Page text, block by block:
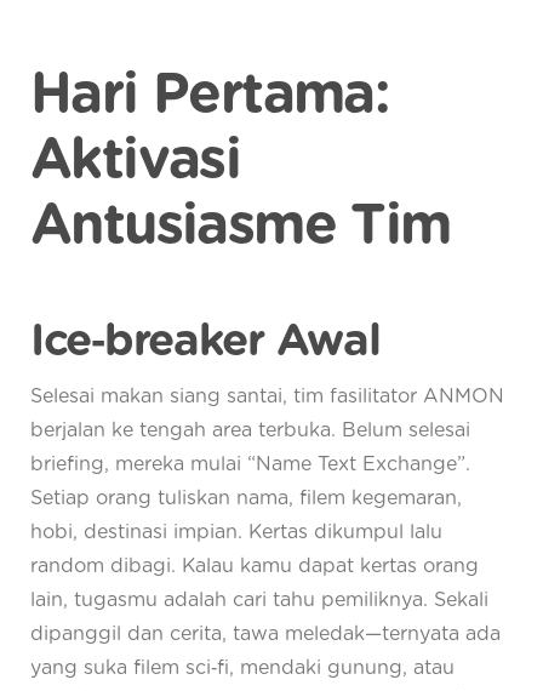
Hari Pertama:
Aktivasi
Antusiasme Tim
Ice‑breaker Awal
Selesai makan siang santai, tim fasilitator ANMON
berjalan ke tengah area terbuka. Belum selesai
briefing, mereka mulai “Name Text Exchange”.
Setiap orang tuliskan nama, filem kegemaran,
hobi, destinasi impian. Kertas dikumpul lalu
random dibagi. Kalau kamu dapat kertas orang
lain, tugasmu adalah cari tahu pemiliknya. Sekali
dipanggil dan cerita, tawa meledak—ternyata ada
yang suka filem sci‑fi, mendaki gunung, atau